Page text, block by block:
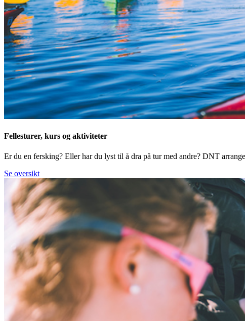
Fellesturer, kurs og aktiviteter
Er du en fersking? Eller har du lyst til å dra på tur med andre? DNT
Se oversikt